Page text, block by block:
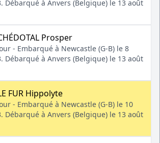
Débarqué à Anvers (Belgique) le 13 août
Prosper
- Embarqué à Newcastle (G-B) le 8
Débarqué à Anvers (Belgique) le 13 août
FUR Hippolyte
- Embarqué à Newcastle (G-B) le 10
Débarqué à Anvers (Belgique) le 13 août